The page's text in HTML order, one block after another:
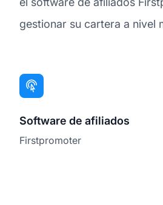
gestionar su cartera a nivel
Software de afiliados
Firstpromoter